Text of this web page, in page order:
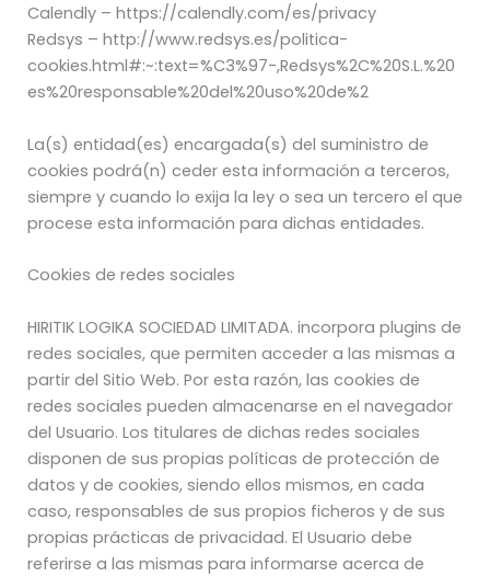
Calendly – https://calendly.com/es/privacy
Redsys – http://www.redsys.es/politica-
cookies.html#:~:text=%C3%97-,Redsys%2C%20S.L.%20
es%20responsable%20del%20uso%20de%2
La(s) entidad(es) encargada(s) del suministro de
cookies podrá(n) ceder esta información a terceros,
siempre y cuando lo exija la ley o sea un tercero el que
procese esta información para dichas entidades.
Cookies de redes sociales
HIRITIK LOGIKA SOCIEDAD LIMITADA. incorpora plugins de
redes sociales, que permiten acceder a las mismas a
partir del Sitio Web. Por esta razón, las cookies de
redes sociales pueden almacenarse en el navegador
del Usuario. Los titulares de dichas redes sociales
disponen de sus propias políticas de protección de
datos y de cookies, siendo ellos mismos, en cada
caso, responsables de sus propios ficheros y de sus
propias prácticas de privacidad. El Usuario debe
referirse a las mismas para informarse acerca de